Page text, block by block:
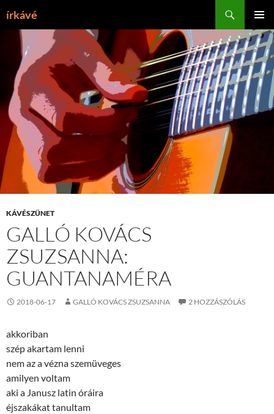
írkávé
MENÜ
KÁVÉSZÜNET
GALLÓ KOVÁCS
ZSUZSANNA:
GUANTANAMÉRA
2018-06-17 GALLÓ KOVÁCS ZSUZSANNA 2 HOZZÁSZÓLÁS
akkoriban
szép akartam lenni
nem az a vézna szemüveges
amilyen voltam
aki a Janusz latin óráira
éjszakákat tanultam